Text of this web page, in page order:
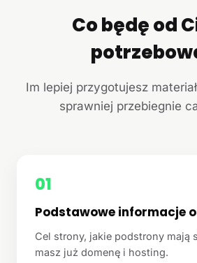
Co będę od
Im lepiej przygotujesz
sprawniej przebiegnie
01
Podstawowe informacje
Cel strony, jakie podstrony mają
masz już domenę i hosting.